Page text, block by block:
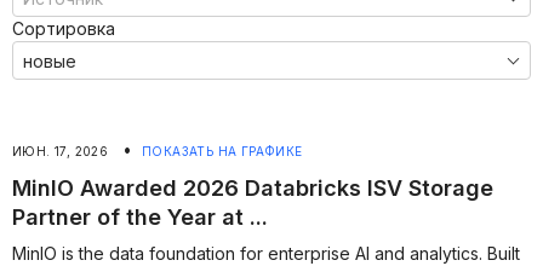
Сортировка
ИЮН. 17, 2026 • ПОКАЗАТЬ НА ГРАФИКЕ
MinIO Awarded 2026 Databricks ISV Storage
Partner of the Year at ...
MinIO is the data foundation for enterprise AI and analytics. Built